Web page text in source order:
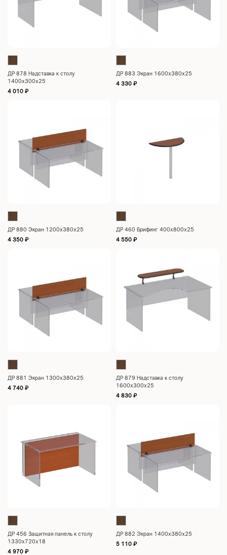
ДР 878 Надставка к столу
1400х300х25
4 010 ₽
ДР 883 Экран 1600х380х25
4 330 ₽
ДР 880 Экран 1200х380х25
4 350 ₽
ДР 460 Брифинг 400х800х25
4 550 ₽
ДР 881 Экран 1300х380х25
4 740 ₽
ДР 879 Надставка к столу
1600х300х25
4 830 ₽
ДР 456 Защитная панель к столу
1330х720х18
4 970 ₽
ДР 882 Экран 1400х380х25
5 110 ₽